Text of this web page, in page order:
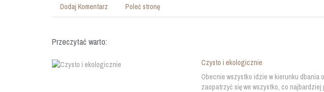
Dodaj Komentarz Poleć stronę
Przeczytać warto:
Czysto i ekologicznie
Obecnie wszystko idzie w kierunku dbania
zaopatrzyć się we wszystko, co